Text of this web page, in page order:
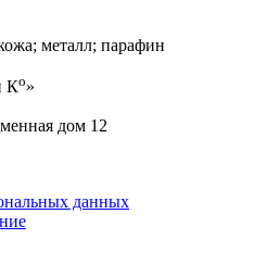
металл; парафин
Ко»
дом 12
данных